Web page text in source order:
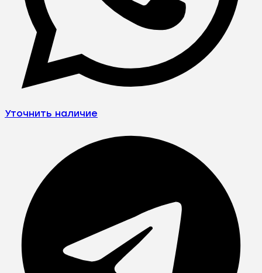
Уточнить наличие